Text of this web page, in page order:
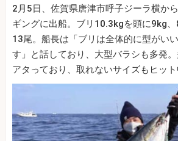
2月5日、佐賀県唐津市呼子ジーラ横から
ギングに出船。ブリ10.3kgを頭に9kg
13尾。船長は「ブリは全体的に型がい
す」と話しており、大型バラシも多発
アタっており、取れないサイズもヒット